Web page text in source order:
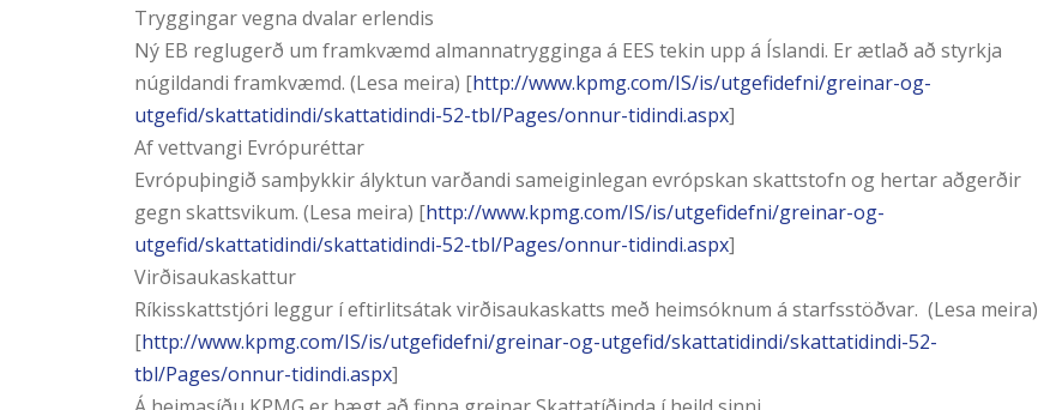
Tryggingar vegna dvalar erlendis
Ný EB reglugerð um framkvæmd almannatrygginga á EES tekin upp á Íslandi. Er ætlað að styrkja
núgildandi framkvæmd. (Lesa meira) [http://www.kpmg.com/IS/is/utgefidefni/greinar-og-
utgefid/skattatidindi/skattatidindi-52-tbl/Pages/onnur-tidindi.aspx]
Af vettvangi Evrópuréttar
Evrópuþingið samþykkir ályktun varðandi sameiginlegan evrópskan skattstofn og hertar aðgerðir
gegn skattsvikum. (Lesa meira) [http://www.kpmg.com/IS/is/utgefidefni/greinar-og-
utgefid/skattatidindi/skattatidindi-52-tbl/Pages/onnur-tidindi.aspx]
Virðisaukaskattur
Ríkisskattstjóri leggur í eftirlitsátak virðisaukaskatts með heimsóknum á starfsstöðvar. (Lesa meira)
[http://www.kpmg.com/IS/is/utgefidefni/greinar-og-utgefid/skattatidindi/skattatidindi-52-
tbl/Pages/onnur-tidindi.aspx]